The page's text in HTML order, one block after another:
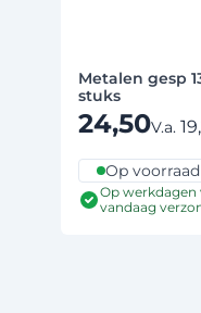
Metalen gesp
stuks
24,50V.a.
Op voorraad
Op werkdagen
vandaag